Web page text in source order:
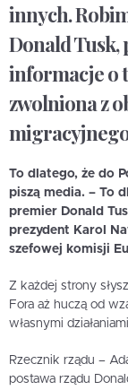
innych.
Donald
informacje o
zwolniona z
To dlatego, że do
piszą media. – To
premier Donald
prezydent Karol
szefowej komisji
Z każdej strony
Fora aż huczą od
własnymi
Rzecznik rządu –
postawa rządu